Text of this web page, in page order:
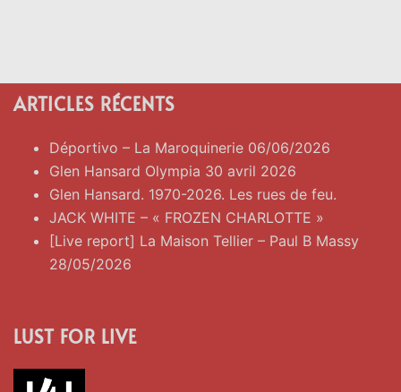
ARTICLES RÉCENTS
Déportivo – La Maroquinerie 06/06/2026
Glen Hansard Olympia 30 avril 2026
Glen Hansard. 1970-2026. Les rues de feu.
JACK WHITE – « FROZEN CHARLOTTE »
[Live report] La Maison Tellier – Paul B Massy
28/05/2026
LUST FOR LIVE